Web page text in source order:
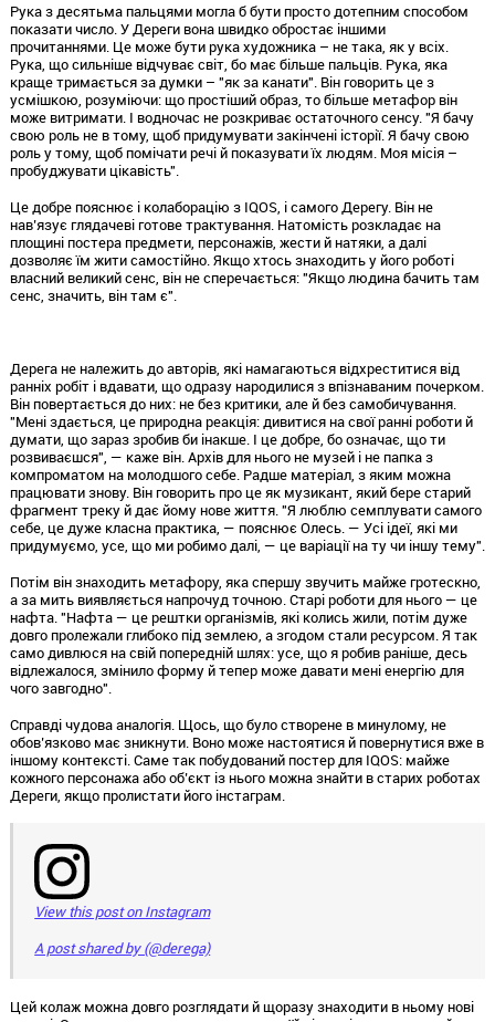
Рука з десятьма пальцями могла б бути просто дотепним способом
показати число. У Дереги вона швидко обростає іншими
прочитаннями. Це може бути рука художника – не така, як у всіх.
Рука, що сильніше відчуває світ, бо має більше пальців. Рука, яка
краще тримається за думки – "як за канати". Він говорить це з
усмішкою, розуміючи: що простіший образ, то більше метафор він
може витримати. І водночас не розкриває остаточного сенсу. "Я бачу
свою роль не в тому, щоб придумувати закінчені історії. Я бачу свою
роль у тому, щоб помічати речі й показувати їх людям. Моя місія –
пробуджувати цікавість".
Це добре пояснює і колаборацію з IQOS, і самого Дерегу. Він не
нав’язує глядачеві готове трактування. Натомість розкладає на
площині постера предмети, персонажів, жести й натяки, а далі
дозволяє їм жити самостійно. Якщо хтось знаходить у його роботі
власний великий сенс, він не сперечається: "Якщо людина бачить там
сенс, значить, він там є".
Дерега не належить до авторів, які намагаються відхреститися від
ранніх робіт і вдавати, що одразу народилися з впізнаваним почерком.
Він повертається до них: не без критики, але й без самобичування.
"Мені здається, це природна реакція: дивитися на свої ранні роботи й
думати, що зараз зробив би інакше. І це добре, бо означає, що ти
розвиваєшся", — каже він. Архів для нього не музей і не папка з
компроматом на молодшого себе. Радше матеріал, з яким можна
працювати знову. Він говорить про це як музикант, який бере старий
фрагмент треку й дає йому нове життя. "Я люблю семплувати самого
себе, це дуже класна практика, — пояснює Олесь. — Усі ідеї, які ми
придумуємо, усе, що ми робимо далі, — це варіації на ту чи іншу тему".
Потім він знаходить метафору, яка спершу звучить майже гротескно,
а за мить виявляється напрочуд точною. Старі роботи для нього — це
нафта. "Нафта — це рештки організмів, які колись жили, потім дуже
довго пролежали глибоко під землею, а згодом стали ресурсом. Я так
само дивлюся на свій попередній шлях: усе, що я робив раніше, десь
відлежалося, змінило форму й тепер може давати мені енергію для
чого завгодно".
Справді чудова аналогія. Щось, що було створене в минулому, не
обов’язково має зникнути. Воно може настоятися й повернутися вже в
іншому контексті. Саме так побудований постер для IQOS: майже
кожного персонажа або об’єкт із нього можна знайти в старих роботах
Дереги, якщо пролистати його інстаграм.
View this post on Instagram
A post shared by (@derega)
Цей колаж можна довго розглядати й щоразу знаходити в ньому нові